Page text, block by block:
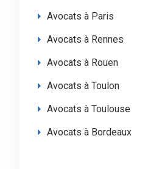
Avocats à Paris
Avocats à Rennes
Avocats à Rouen
Avocats à Toulon
Avocats à Toulouse
Avocats à Bordeaux